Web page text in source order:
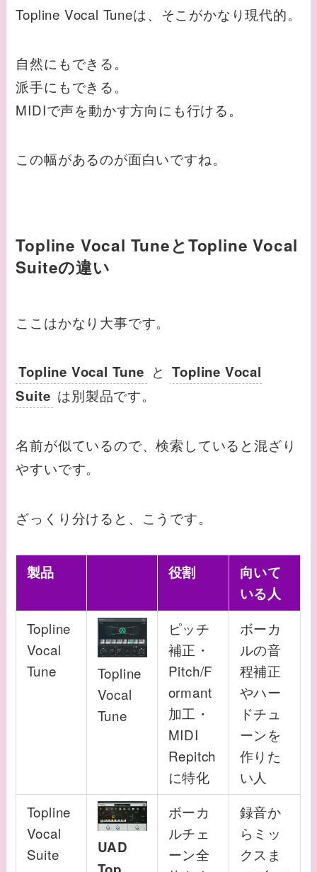
Topline Vocal Tuneは、そこがかなり現代的。
自然にもできる。
派手にもできる。
MIDIで声を動かす方向にも行ける。
この幅があるのが面白いですね。
Topline Vocal TuneとTopline Vocal
Suiteの違い
ここはかなり大事です。
Topline Vocal Tune と Topline Vocal
Suite は別製品です。
名前が似ているので、検索していると混ざり
やすいです。
ざっくり分けると、こうです。
製品 役割
向いて
いる人
Topline
Vocal
Tune
Topline
Vocal
Tune
ピッチ
補正・
Pitch/F
ormant
加工・
MIDI
Repitch
に特化
ボーカ
ルの音
程補正
やハー
ドチュ
ーンを
作りた
い人
Topline
Vocal
Suite
UAD
ボーカ
ルチェ
ーン全
録音か
らミッ
クスま